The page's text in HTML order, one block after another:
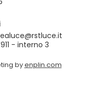
- interno 3
byenplin.com